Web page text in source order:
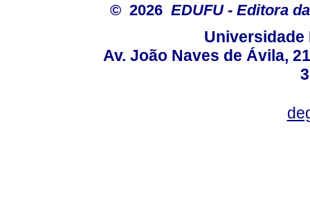
© 2026 EDUFU - Editora
Universidade
Av. João Naves de Ávila,